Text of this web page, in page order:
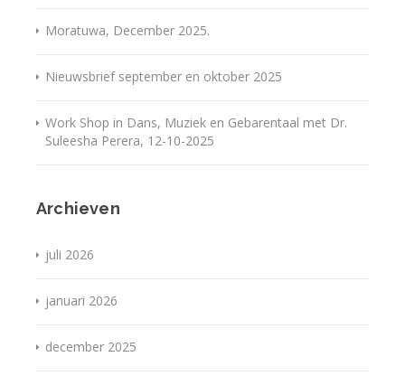
Moratuwa, December 2025.
Nieuwsbrief september en oktober 2025
Work Shop in Dans, Muziek en Gebarentaal met Dr.
Suleesha Perera, 12-10-2025
Archieven
juli 2026
januari 2026
december 2025